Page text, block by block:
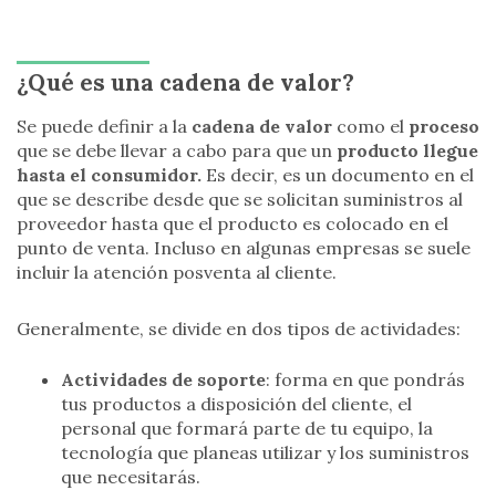
¿Qué es una cadena de valor?
Se puede definir a la cadena de valor como el proceso
que se debe llevar a cabo para que un producto llegue
hasta el consumidor. Es decir, es un documento en el
que se describe desde que se solicitan suministros al
proveedor hasta que el producto es colocado en el
punto de venta. Incluso en algunas empresas se suele
incluir la atención posventa al cliente.
Generalmente, se divide en dos tipos de actividades:
Actividades de soporte: forma en que pondrás
tus productos a disposición del cliente, el
personal que formará parte de tu equipo, la
tecnología que planeas utilizar y los suministros
que necesitarás.